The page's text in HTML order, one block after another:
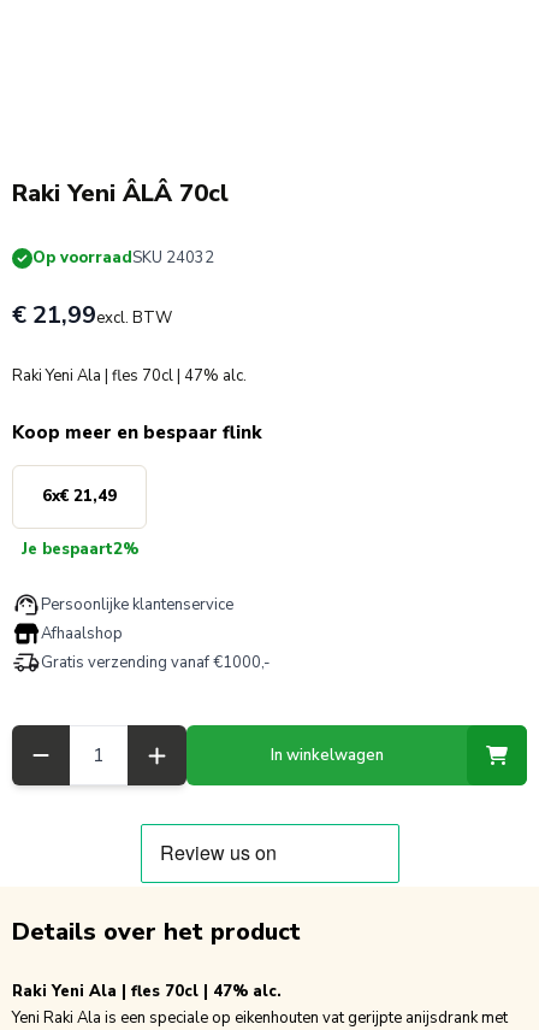
Raki Yeni ÂLÂ 70cl
Op voorraadSKU 24032
€ 21,99excl. BTW
Raki Yeni Ala | fles 70cl | 47% alc.
Koop meer en bespaar flink
6x€ 21,49
Je bespaart2%
Persoonlijke klantenservice
Afhaalshop
Gratis verzending vanaf €1000,-
In winkelwagen
Details over het product
Raki Yeni Ala | fles 70cl | 47% alc.
Yeni Raki Ala is een speciale op eikenhouten vat gerijpte anijsdrank met